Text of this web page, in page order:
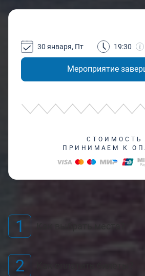
Мероприятие
30 января, Пт 19:30
СТОИМОСТЬ
ПРИНИМАЕМ К
1
2